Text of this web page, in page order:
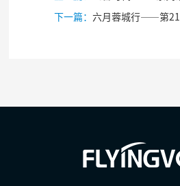
下一篇： 六月蓉城行——第21届中国成